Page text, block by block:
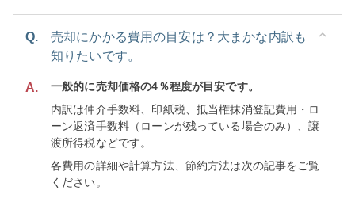
Q.
売却にかかる費用の目安は？大まかな内訳も
知りたいです。
A.
一般的に売却価格の4％程度が目安です。
内訳は仲介手数料、印紙税、抵当権抹消登記費用・ロ
ーン返済手数料（ローンが残っている場合のみ）、譲
渡所得税などです。
各費用の詳細や計算方法、節約方法は次の記事をご覧
ください。